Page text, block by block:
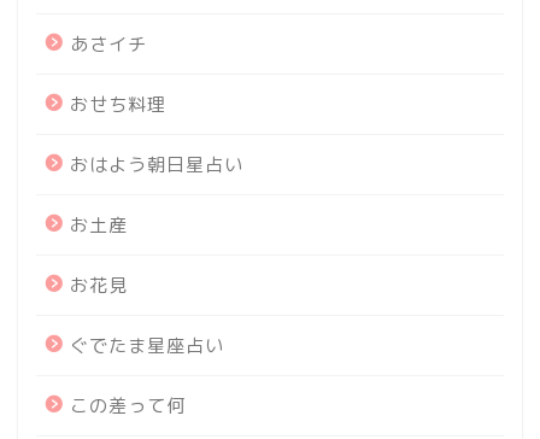
あさイチ
おせち料理
おはよう朝日星占い
お土産
お花見
ぐでたま星座占い
この差って何